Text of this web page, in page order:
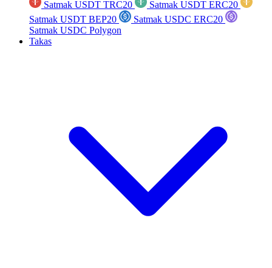
Satmak USDT TRC20
Satmak USDT ERC20
Satmak USDT BEP20
Satmak USDC ERC20
Satmak USDC Polygon
Takas